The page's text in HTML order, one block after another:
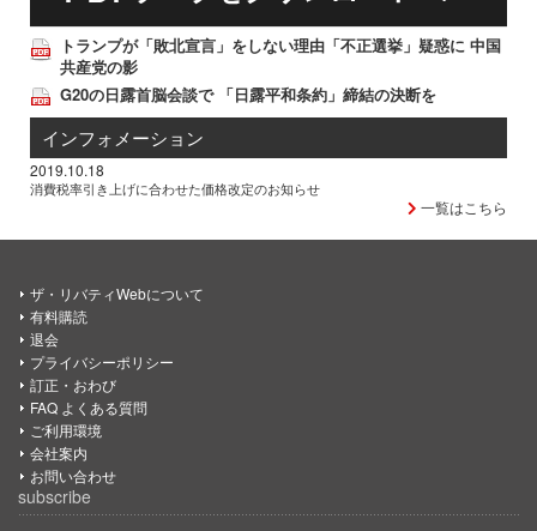
トランプが「敗北宣言」をしない理由「不正選挙」疑惑に 中国
共産党の影
G20の日露首脳会談で 「日露平和条約」締結の決断を
インフォメーション
2019.10.18
消費税率引き上げに合わせた価格改定のお知らせ
一覧はこちら
ザ・リバティWebについて
有料購読
退会
プライバシーポリシー
訂正・おわび
FAQ よくある質問
ご利用環境
会社案内
お問い合わせ
subscribe